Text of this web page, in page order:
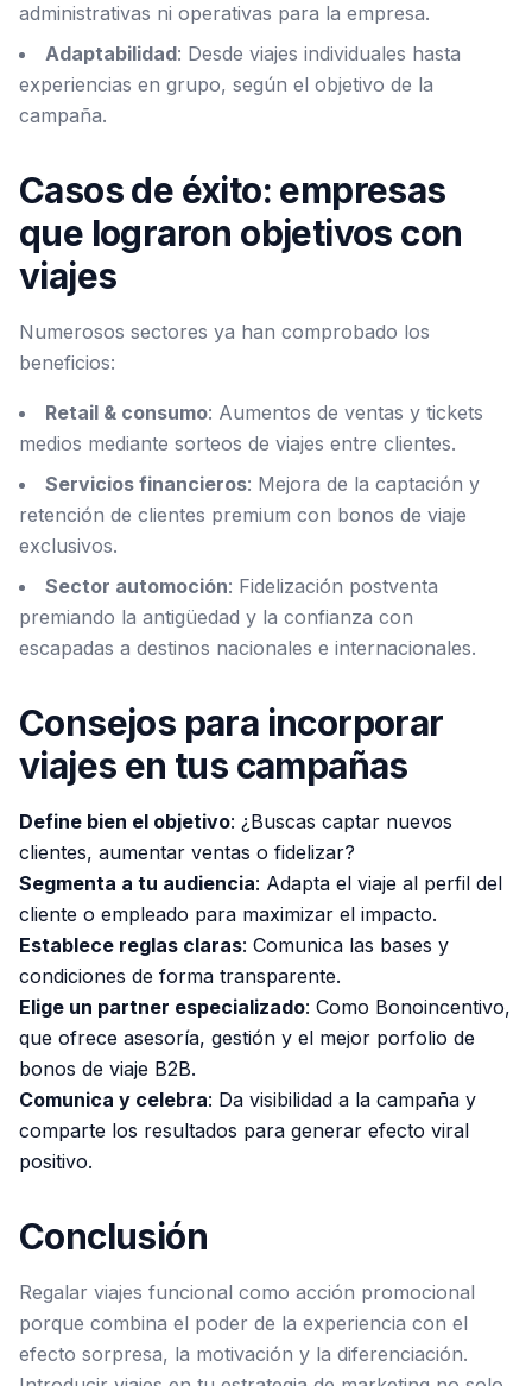
administrativas ni operativas para la empresa.
Adaptabilidad: Desde viajes individuales hasta
experiencias en grupo, según el objetivo de la
campaña.
Casos de éxito: empresas
que lograron objetivos con
viajes
Numerosos sectores ya han comprobado los
beneficios:
Retail & consumo: Aumentos de ventas y tickets
medios mediante sorteos de viajes entre clientes.
Servicios financieros: Mejora de la captación y
retención de clientes premium con bonos de viaje
exclusivos.
Sector automoción: Fidelización postventa
premiando la antigüedad y la confianza con
escapadas a destinos nacionales e internacionales.
Consejos para incorporar
viajes en tus campañas
Define bien el objetivo: ¿Buscas captar nuevos
clientes, aumentar ventas o fidelizar?
Segmenta a tu audiencia: Adapta el viaje al perfil del
cliente o empleado para maximizar el impacto.
Establece reglas claras: Comunica las bases y
condiciones de forma transparente.
Elige un partner especializado: Como Bonoincentivo,
que ofrece asesoría, gestión y el mejor porfolio de
bonos de viaje B2B.
Comunica y celebra: Da visibilidad a la campaña y
comparte los resultados para generar efecto viral
positivo.
Conclusión
Regalar viajes funcional como acción promocional
porque combina el poder de la experiencia con el
efecto sorpresa, la motivación y la diferenciación.